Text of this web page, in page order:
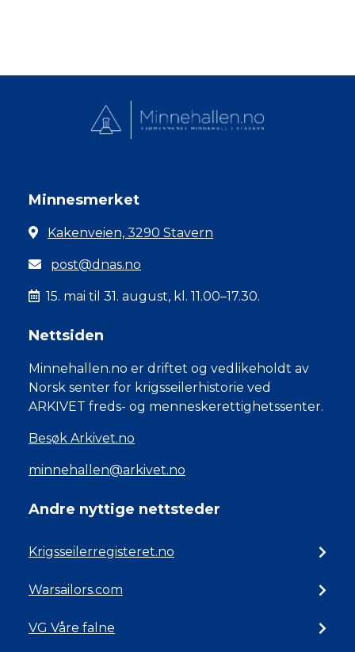
Minnesmerket
Kakenveien, 3290 Stavern
post@dnas.no
15. mai til 31. august, kl. 11.00–17.30.
Nettsiden
Minnehallen.no er driftet og vedlikeholdt av
Norsk senter for krigsseilerhistorie ved
ARKIVET freds- og menneskerettighetssenter.
Besøk Arkivet.no
minnehallen@arkivet.no
Andre nyttige nettsteder
Krigsseilerregisteret.no
Warsailors.com
VG Våre falne